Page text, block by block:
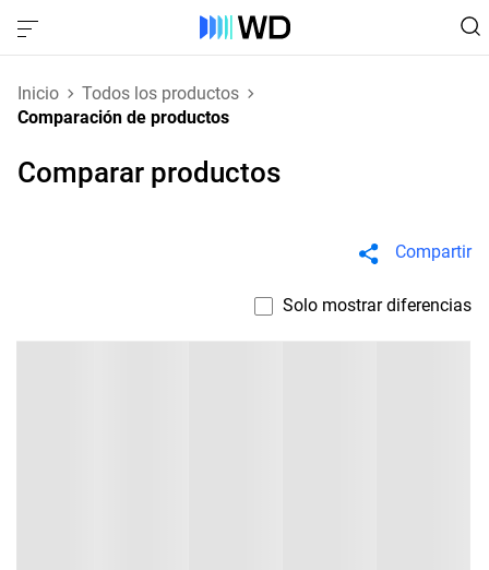
Inicio
Todos los productos
Comparación de productos
Comparar productos
Compartir
Solo mostrar diferencias